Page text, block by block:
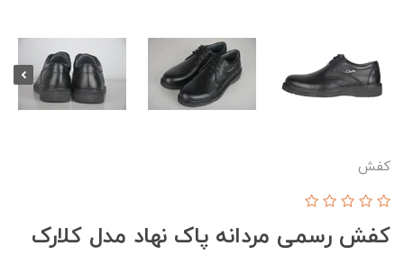
کفش
کفش رسمی مردانه پاک نهاد مدل کلارک